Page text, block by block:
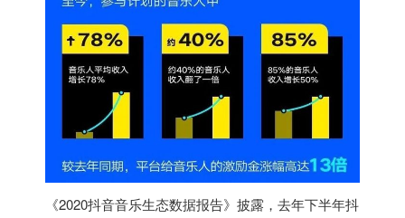
《2020抖音音乐生态数据报告》披露，去年下半年抖